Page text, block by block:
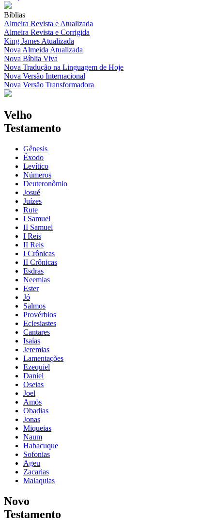
Bíblias
Almeira Revista e Atualizada
Almeira Revista e Corrigida
King James Atualizada
Nova Almeida Atualizada
Nova Bíblia Viva
Nova Tradução na Linguagem de Hoje
Nova Versão Internacional
Nova Versão Transformadora
Velho
Testamento
Gênesis
Êxodo
Levítico
Números
Deuteronômio
Josué
Juízes
Rute
I Samuel
II Samuel
I Reis
II Reis
I Crônicas
II Crônicas
Esdras
Neemias
Ester
Jó
Salmos
Provérbios
Eclesiastes
Cantares
Isaías
Jeremias
Lamentações
Ezequiel
Daniel
Oseias
Joel
Amós
Obadias
Jonas
Miqueias
Naum
Habacuque
Sofonias
Ageu
Zacarias
Malaquias
Novo
Testamento